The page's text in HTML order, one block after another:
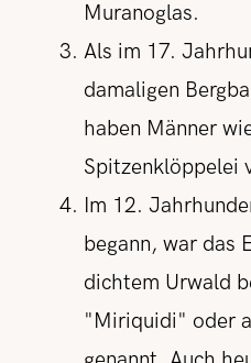
Muranoglas.
Als im 17.
damaligen
haben Männer
Spitzenklöppelei
Im 12.
begann, war das
dichtem Urwald
"Miriquidi" oder